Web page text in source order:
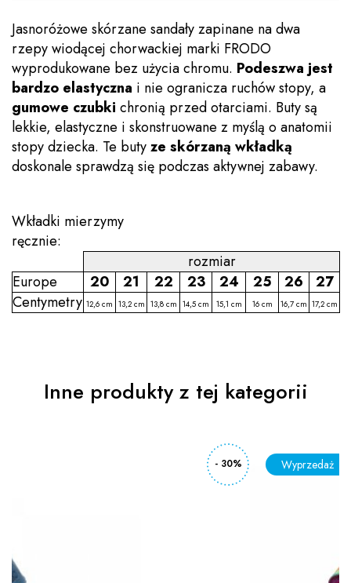
Jasnoróżowe skórzane sandały zapinane na dwa
rzepy wiodącej chorwackiej marki FRODO
wyprodukowane bez użycia chromu. Podeszwa jest
bardzo elastyczna i nie ogranicza ruchów stopy, a
gumowe czubki chronią przed otarciami. Buty są
lekkie, elastyczne i skonstruowane z myślą o anatomii
stopy dziecka. Te butyze skórzaną wkładką
doskonale sprawdzą się podczas aktywnej zabawy.
Wkładki mierzymy
ręcznie:
rozmiar
Europe
20 21 22 23 24 25 26
27
Centymetry 12,6 cm 13,2 cm 13,8 cm 14,5 cm 15,1 cm 16 cm 16,7 cm 17,2 cm
Inne produkty z tej kategorii